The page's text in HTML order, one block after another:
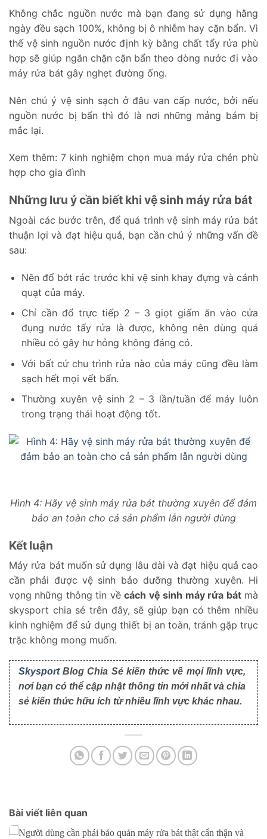
Không chắc nguồn nước mà bạn đang sử dụng hằng
ngày đều sạch 100%, không bị ô nhiễm hay cặn bẩn. Vì
thế vệ sinh nguồn nước định kỳ bằng chất tẩy rửa phù
hợp sẽ giúp ngăn chặn cặn bẩn theo dòng nước đi vào
máy rửa bát gây nghẹt đường ống.
Nên chú ý vệ sinh sạch ở đâu van cấp nước, bởi nếu
nguồn nước bị bẩn thì đó là nơi những mảng bám bị
mắc lại.
Xem thêm: 7 kinh nghiệm chọn mua máy rửa chén phù
hợp cho gia đình
Những lưu ý cần biết khi vệ sinh máy rửa bát
Ngoài các bước trên, để quá trình vệ sinh máy rửa bát
thuận lợi và đạt hiệu quả, bạn cần chú ý những vấn đề
sau:
Nên đổ bớt rác trước khi vệ sinh khay đựng và cánh
quạt của máy.
Chỉ cần đổ trực tiếp 2 – 3 giọt giấm ăn vào cửa
đụng nước tẩy rửa là được, không nên dùng quá
nhiều có gây hư hỏng không đáng có.
Với bất cứ chu trình rửa nào của máy cũng đều làm
sạch hết mọi vết bẩn.
Thường xuyên vệ sinh 2 – 3 lần/tuần để máy luôn
trong trạng thái hoạt động tốt.
Hình 4: Hãy vệ sinh máy rửa bát thường xuyên để đảm
bảo an toàn cho cả sản phẩm lẫn người dùng
Kết luận
Máy rửa bát muốn sử dụng lâu dài và đạt hiệu quả cao
cần phải được vệ sinh bảo dưỡng thường xuyên. Hi
vọng những thông tin vềcách vệ sinh máy rửa bátmà
skysport chia sẻ trên đây, sẽ giúp bạn có thêm nhiều
kinh nghiệm để sử dụng thiết bị an toàn, tránh gặp trục
trặc không mong muốn.
SkysportBlog Chia Sẻ kiến thức về mọi lĩnh vực,
nơi bạn có thể cập nhật thông tin mới nhất và chia
sẻ kiến thức hữu ích từ nhiều lĩnh vực khác nhau.
Bài viết liên quan